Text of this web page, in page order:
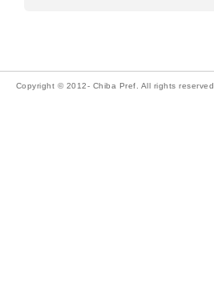
Copyright © 2012- Chiba Pref. All rights reserved.